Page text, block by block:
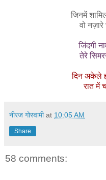
जिनमें
वो नज़ारे
जिंदगी
तेरे
दिन अकेले
रात में
नीरज गोस्वामी at 10:05 AM
Share
58 comments: